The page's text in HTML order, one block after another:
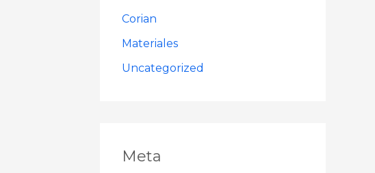
Corian
Materiales
Uncategorized
Meta